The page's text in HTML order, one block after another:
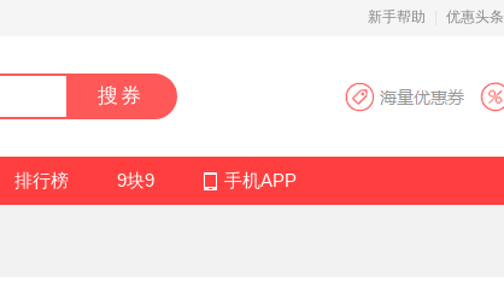
新手帮助 优惠头条
搜券
排行榜 9块9 手机APP